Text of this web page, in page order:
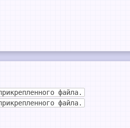
файла.
файла.